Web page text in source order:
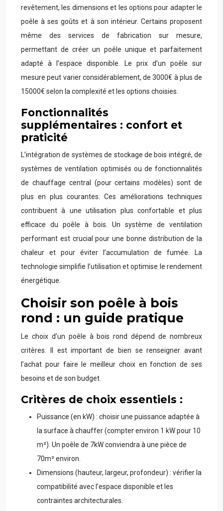
revêtement, les dimensions et les options pour adapter le
poêle à ses goûts et à son intérieur. Certains proposent
même des services de fabrication sur mesure,
permettant de créer un poêle unique et parfaitement
adapté à l’espace disponible. Le prix d’un poêle sur
mesure peut varier considérablement, de 3000€ à plus de
15000€ selon la complexité et les options choisies.
Fonctionnalités
supplémentaires : confort et
praticité
L’intégration de systèmes de stockage de bois intégré, de
systèmes de ventilation optimisés ou de fonctionnalités
de chauffage central (pour certains modèles) sont de
plus en plus courantes. Ces améliorations techniques
contribuent à une utilisation plus confortable et plus
efficace du poêle à bois. Un système de ventilation
performant est crucial pour une bonne distribution de la
chaleur et pour éviter l’accumulation de fumée. La
technologie simplifie l’utilisation et optimise le rendement
énergétique.
Choisir son poêle à bois
rond : un guide pratique
Le choix d’un poêle à bois rond dépend de nombreux
critères. Il est important de bien se renseigner avant
l’achat pour faire le meilleur choix en fonction de ses
besoins et de son budget.
Critères de choix essentiels :
Puissance (en kW) : choisir une puissance adaptée à
la surface à chauffer (compter environ 1 kW pour 10
m²). Un poêle de 7kW conviendra à une pièce de
70m² environ.
Dimensions (hauteur, largeur, profondeur) : vérifier la
compatibilité avec l’espace disponible et les
contraintes architecturales.